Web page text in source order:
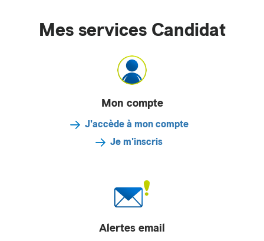
Mes services Candidat
Mon compte
J'accède à mon compte
Je m'inscris
Alertes email